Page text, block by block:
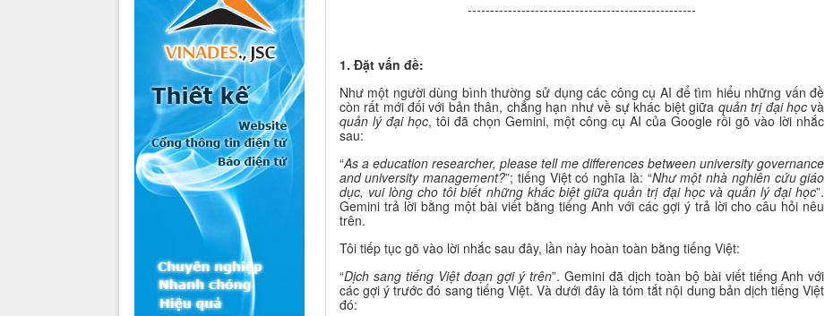
---------------------------------------------------
1. Đặt vấn đề:
Như một người dùng bình thường sử dụng các công cụ AI để tìm hiểu những vấn đề
còn rất mới đối với bản thân, chẳng hạn như về sự khác biệt giữa quản trị đại học và
quản lý đại học, tôi đã chọn Gemini, một công cụ AI của Google rồi gõ vào lời nhắc
sau:
“As a education researcher, please tell me differences between university governance
and university management?”; tiếng Việt có nghĩa là: “Như một nhà nghiên cứu giáo
dục, vui lòng cho tôi biết những khác biệt giữa quản trị đại học và quản lý đại học”.
Gemini trả lời bằng một bài viết bằng tiếng Anh với các gợi ý trả lời cho câu hỏi nêu
trên.
Tôi tiếp tục gõ vào lời nhắc sau đây, lần này hoàn toàn bằng tiếng Việt:
“Dịch sang tiếng Việt đoạn gợi ý trên”. Gemini đã dịch toàn bộ bài viết tiếng Anh với
các gợi ý trước đó sang tiếng Việt. Và dưới đây là tóm tắt nội dung bản dịch tiếng Việt
đó: